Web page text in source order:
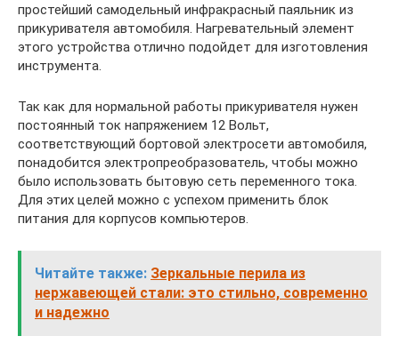
простейший самодельный инфракрасный паяльник из
прикуривателя автомобиля. Нагревательный элемент
этого устройства отлично подойдет для изготовления
инструмента.
Так как для нормальной работы прикуривателя нужен
постоянный ток напряжением 12 Вольт,
соответствующий бортовой электросети автомобиля,
понадобится электропреобразователь, чтобы можно
было использовать бытовую сеть переменного тока.
Для этих целей можно с успехом применить блок
питания для корпусов компьютеров.
Читайте также: Зеркальные перила из
нержавеющей стали: это стильно, современно
и надежно